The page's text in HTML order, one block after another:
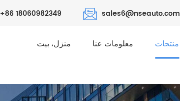
+86 18060982349 sales6@nseauto.com
منزل، بيت معلومات عنا منتجات